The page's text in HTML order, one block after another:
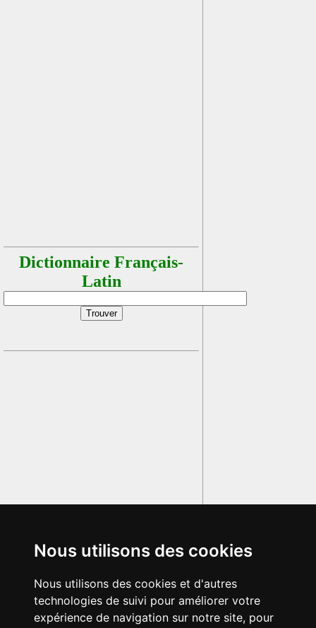
Nous utilisons des cookies
Nous utilisons des cookies et d'autres
technologies de suivi pour améliorer votre
expérience de navigation sur notre site, pour
Dictionnaire Français-
Latin